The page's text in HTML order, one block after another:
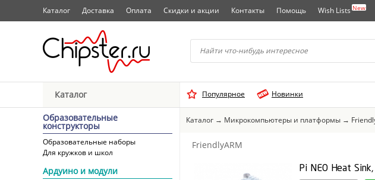
Начните водить название города..
Каталог Доставка Оплата Скидки и акции Контакты Помощь Wish Lists New
Каталог Популярное Новинки
Образовательные
конструкторы
Образовательные наборы
Для кружков и школ
Ардуино и модули
Каталог → Микрокомпьютеры и платформы →
FriendlyARM
Pi NEO Heat